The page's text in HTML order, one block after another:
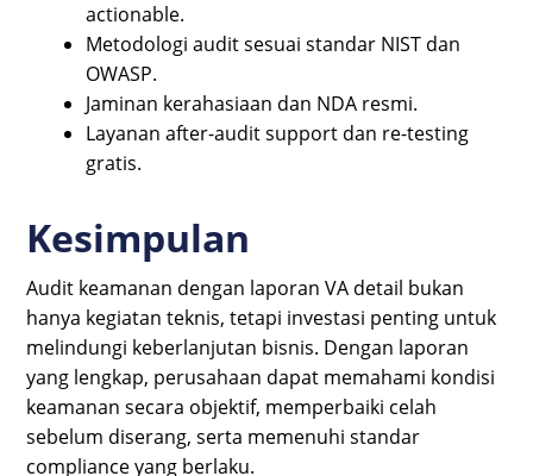
actionable.
Metodologi audit sesuai standar NIST dan
OWASP.
Jaminan kerahasiaan dan NDA resmi.
Layanan after-audit support dan re-testing
gratis.
Kesimpulan
Audit keamanan dengan laporan VA detail bukan
hanya kegiatan teknis, tetapi investasi penting untuk
melindungi keberlanjutan bisnis. Dengan laporan
yang lengkap, perusahaan dapat memahami kondisi
keamanan secara objektif, memperbaiki celah
sebelum diserang, serta memenuhi standar
compliance yang berlaku.